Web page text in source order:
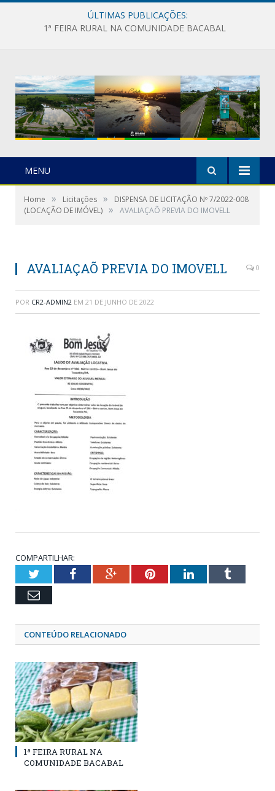
ÚLTIMAS PUBLICAÇÕES:
1ª FEIRA RURAL NA COMUNIDADE BACABAL
MENU
Home » Licitações »
DISPENSA DE LICITAÇÃO Nº 7/2022-008
(LOCAÇÃO DE IMÓVEL) » AVALIAÇAÕ PREVIA DO IMOVELL
AVALIAÇAÕ PREVIA DO IMOVELL 0
POR CR2-ADMIN2 EM 21 DE JUNHO DE 2022
COMPARTILHAR:
TwitterFacebookGoogle+PinterestLinkedInTumblr
Email
CONTEÚDO RELACIONADO
1ª FEIRA RURAL NA
COMUNIDADE BACABAL